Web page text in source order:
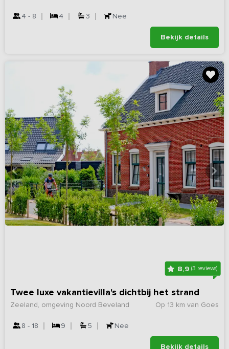
4 - 8 4 3 Nee
Bekijk details
8,9(3 reviews)
Twee luxe vakantievilla's dichtbij het strand
Op 13 km van Goes
Zeeland, omgeving Noord Beveland
8 - 18 9 5 Nee
Bekijk details